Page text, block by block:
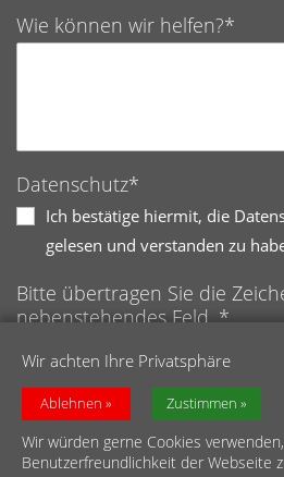
Wir achten Ihre Privatsphäre
Ablehnen Zustimmen
Wir würden gerne Cookies
Benutzerfreundlichkeit der Webseite
Wie können wir helfen?*
Datenschutz*
Ich bestätige hiermit, die
gelesen und verstanden zu
Bitte übertragen Sie die
nebenstehendes Feld. *
Anti-Roboter-Verifizierung
Hier klicken